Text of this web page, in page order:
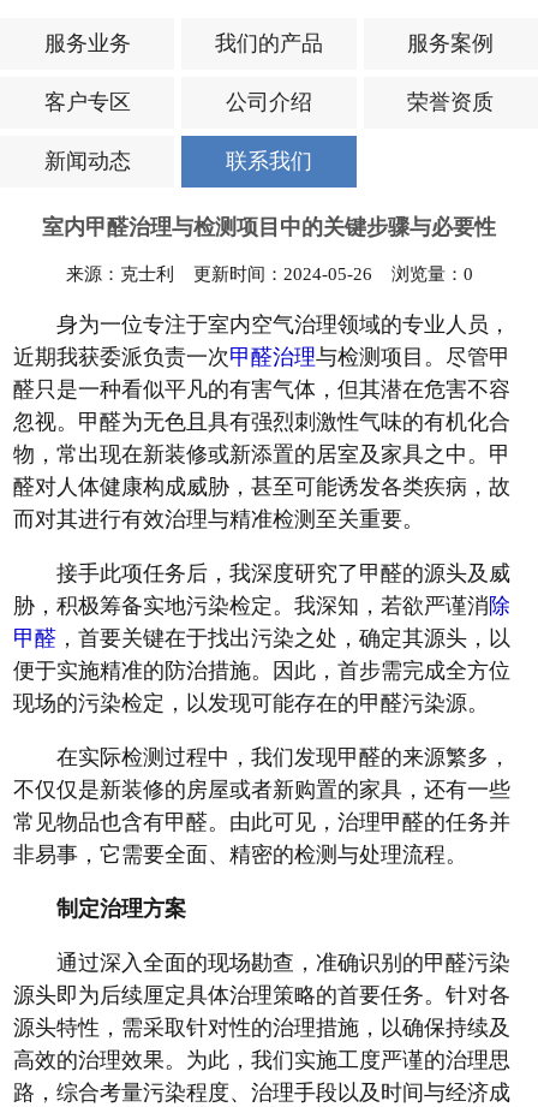
服务业务 我们的产品 服务案例
客户专区 公司介绍 荣誉资质
新闻动态 联系我们
室内甲醛治理与检测项目中的关键步骤与必要性
来源：克士利 更新时间：2024-05-26 浏览量： 0
身为一位专注于室内空气治理领域的专业人员，
近期我获委派负责一次甲醛治理与检测项目。尽管甲
醛只是一种看似平凡的有害气体，但其潜在危害不容
忽视。甲醛为无色且具有强烈刺激性气味的有机化合
物，常出现在新装修或新添置的居室及家具之中。甲
醛对人体健康构成威胁，甚至可能诱发各类疾病，故
而对其进行有效治理与精准检测至关重要。
接手此项任务后，我深度研究了甲醛的源头及威
胁，积极筹备实地污染检定。我深知，若欲严谨消 除
甲醛 ，首要关键在于找出污染之处，确定其源头，以
便于实施精准的防治措施。因此，首步需完成全方位
现场的污染检定，以发现可能存在的甲醛污染源。
在实际检测过程中，我们发现甲醛的来源繁多，
不仅仅是新装修的房屋或者新购置的家具，还有一些
常见物品也含有甲醛。由此可见，治理甲醛的任务并
非易事，它需要全面、精密的检测与处理流程。
制定治理方案
通过深入全面的现场勘查，准确识别的甲醛污染
源头即为后续厘定具体治理策略的首要任务。针对各
源头特性，需采取针对性的治理措施，以确保持续及
高效的治理效果。为此，我们实施工度严谨的治理思
路，综合考量污染程度、治理手段以及时间与经济成